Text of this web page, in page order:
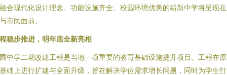
合现代化设计理念、功能设施齐全、校园环境优美的崭新中学将呈现
市民面前。
稳步推进，明年底全新亮相
中学二期改建工程是当地一项重要的教育基础设施提升项目。工程在
础上进行扩建与全面升级，旨在解决学位需求增长问题，同时为学生